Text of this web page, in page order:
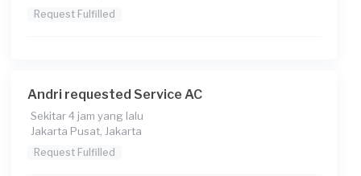
Request Fulfilled
Andri requested Service AC
Sekitar 4 jam yang lalu
Jakarta Pusat, Jakarta
Request Fulfilled